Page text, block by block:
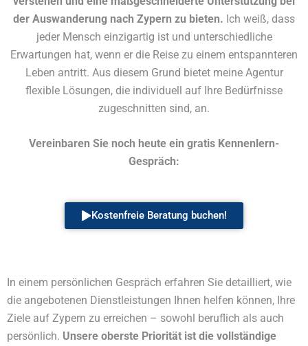
der Auswanderung nach Zypern zu bieten. Ich weiß, dass
jeder Mensch einzigartig ist und unterschiedliche
Erwartungen hat, wenn er die Reise zu einem entspannteren
Leben antritt. Aus diesem Grund bietet meine Agentur
flexible Lösungen, die individuell auf Ihre Bedürfnisse
zugeschnitten sind, an.
Vereinbaren Sie noch heute ein gratis Kennenlern-
Gespräch:
Kostenfreie Beratung buchen!
In einem persönlichen Gespräch erfahren Sie detailliert, wie
die angebotenen Dienstleistungen Ihnen helfen können, Ihre
Ziele auf Zypern zu erreichen – sowohl beruflich als auch
persönlich. Unsere oberste Priorität ist die vollständige